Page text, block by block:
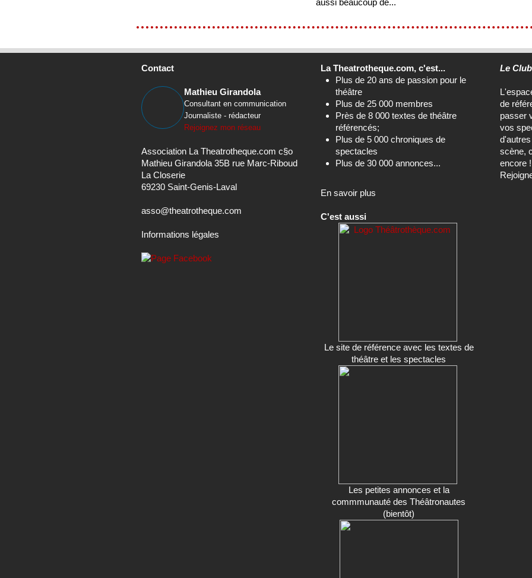
Contact
Mathieu Girandola
Consultant en communication
Journaliste - rédacteur
Rejoignez mon réseau
Association La Theatrotheque.com c§o
Mathieu Girandola 35B rue Marc-Riboud
La Closerie
69230 Saint-Genis-Laval
asso@theatrotheque.com
Informations légales
La Theatrotheque.com, c'est...
Plus de 20 ans de passion pour le
théâtre
Plus de 25 000 membres
Près de 8 000 textes de théâtre
référencés;
Plus de 5 000 chroniques de
spectacles
Plus de 30 000 annonces...
En savoir plus
C'est aussi
Le site de référence avec les textes de
théâtre et les spectacles
Les petites annonces et la
commmunauté des Théâtronautes
(bientôt)
Le Club
de
passer
vos
scène,
encore !